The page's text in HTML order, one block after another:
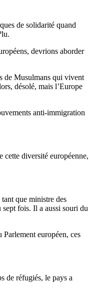
de solidarité quand
devrions aborder
de Musulmans qui vivent
désolé, mais l’Europe
anti-immigration
cette diversité européenne,
que ministre des
sept fois. Il a aussi souri du
européen, ces
de réfugiés, le pays a